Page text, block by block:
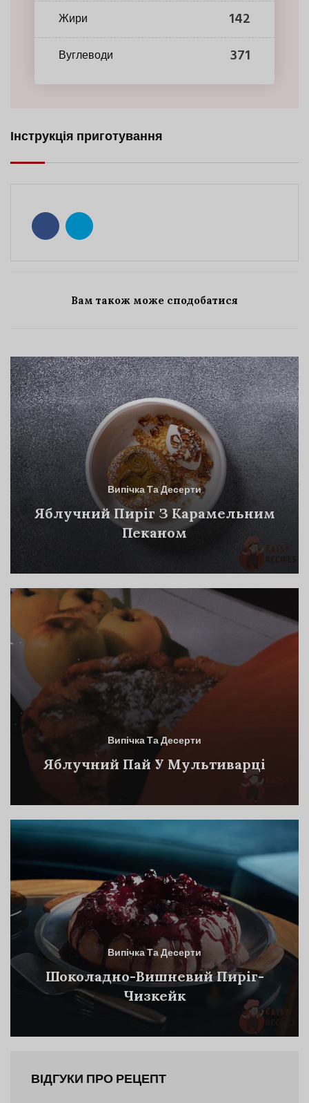
Жири 142
Вуглеводи 371
Інструкція приготування
Вам також може сподобатися
Випічка Та Десерти
Яблучний Пиріг З Карамельним
Пеканом
Випічка Та Десерти
Яблучний Пай У Мультиварці
Випічка Та Десерти
Шоколадно-Вишневий Пиріг-
Чизкейк
ВІДГУКИ ПРО РЕЦЕПТ